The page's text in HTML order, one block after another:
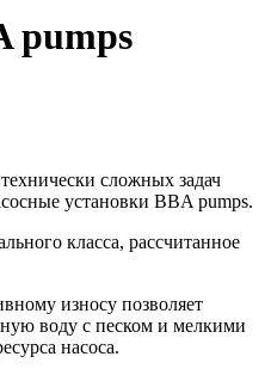
pumps
сложных задач
установки BBA pumps.
класса, рассчитанное
износу позволяет
воду с песком и мелкими
насоса.